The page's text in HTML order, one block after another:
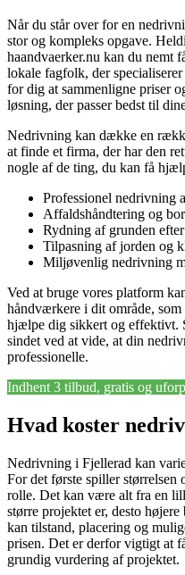
Når du står over for en
stor og kompleks opgave.
haandvaerker.nu kan du nemt
lokale fagfolk, der
for dig at sammenligne priser
løsning, der passer bedst til
Nedrivning kan dække en
at finde et firma, der har den
nogle af de ting, du kan få
Professionel nedrivning
Affaldshåndtering og
Rydning af grunden
Tilpasning af jorden og
Miljøvenlig nedrivning
Ved at bruge vores platform
håndværkere i dit område,
hjælpe dig sikkert og effektivt.
sindet ved at vide, at din
professionelle.
Indhent 3 tilbud, gratis og
Hvad koster
Nedrivning i Fjellerad kan
For det første spiller
rolle. Det kan være alt fra en
større projektet er, desto
kan tilstand, placering og
prisen. Det er derfor vigtigt at
grundig vurdering af projektet.